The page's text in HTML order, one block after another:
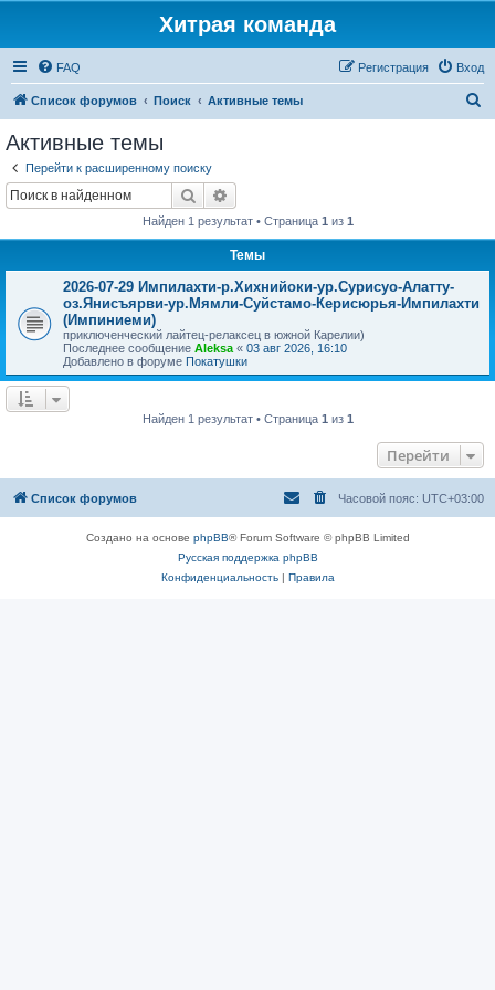
Хитрая команда
FAQ Вход
Регистрация
Список форумов Поиск Активные темы
Активные темы
Перейти к расширенному поиску
Поиск
Найден 1 результат • Страница 1 из 1
Темы
2026-07-29 Импилахти-р.Хихнийоки-ур.Сурисуо-Алатту-
оз.Янисъярви-ур.Мямли-Суйстамо-Керисюрья-Импилахти
(Импиниеми)
приключенческий лайтец-релаксец в южной Карелии)
Последнее сообщение Aleksa « 03 авг 2026, 16:10
Добавлено в форуме Покатушки
Найден 1 результат • Страница 1 из 1
Перейти
Список форумов Часовой пояс: UTC+03:00
Создано на основе phpBB® Forum Software © phpBB Limited
Русская поддержка phpBB
Конфиденциальность| Правила